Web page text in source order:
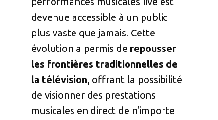
devenue accessible à un public
plus vaste que jamais. Cette
évolution a permis de repousser
les frontières traditionnelles de
la télévision, offrant la possibilité
de visionner des prestations
musicales en direct de n'importe